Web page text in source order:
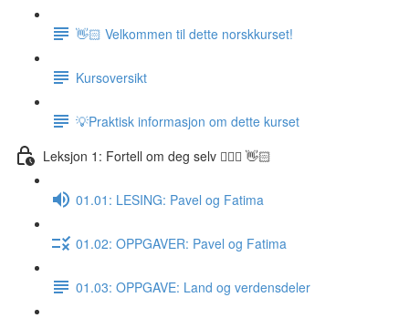
👋🏻 Velkommen til dette norskkurset!
Kursoversikt
💡Praktisk informasjon om dette kurset
Leksjon 1: Fortell om deg selv 🙋🏽‍♀️ 👋🏻
01.01: LESING: Pavel og Fatima
01.02: OPPGAVER: Pavel og Fatima
01.03: OPPGAVE: Land og verdensdeler